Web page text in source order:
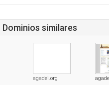
Dominios similares
agadei.org